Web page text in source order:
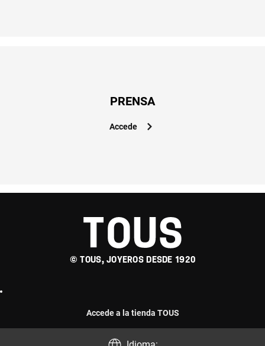
PRENSA
Accede
© TOUS, JOYEROS DESDE 1920
Accede a la tienda TOUS